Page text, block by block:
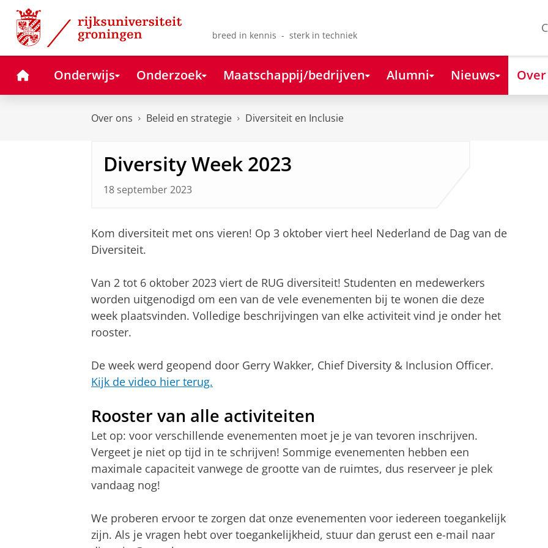
Skip
Content
Skip
Navigation
breed in kennis - sterk in techniek
HomeOnderwijs Onderzoek Maatschappij/bedrijven Alumni Nieuws
Over ons Beleid en strategie Diversiteit en Inclusie
Diversity Week 2023
18 september 2023
Kom diversiteit met ons vieren! Op 3 oktober viert heel Nederland de Dag van de
Diversiteit.
Van 2 tot 6 oktober 2023 viert de RUG diversiteit! Studenten en medewerkers
worden uitgenodigd om een van de vele evenementen bij te wonen die deze
week plaatsvinden. Volledige beschrijvingen van elke activiteit vind je onder het
rooster.
De week werd geopend door Gerry Wakker, Chief Diversity & Inclusion Officer.
Kijk de video hier terug.
Rooster van alle activiteiten
Let op: voor verschillende evenementen moet je je van tevoren inschrijven.
Vergeet je niet op tijd in te schrijven! Sommige evenementen hebben een
maximale capaciteit vanwege de grootte van de ruimtes, dus reserveer je plek
vandaag nog!
We proberen ervoor te zorgen dat onze evenementen voor iedereen toegankelijk
zijn. Als je vragen hebt over toegankelijkheid, stuur dan gerust een e-mail naar